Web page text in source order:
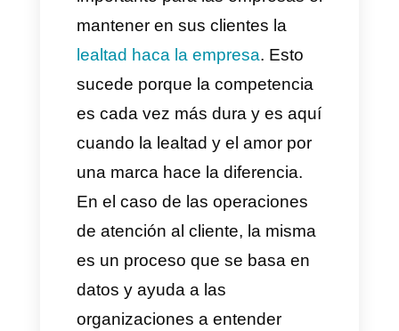
puede ayudar a tu empresa?
Hoy en día es sumamente
importante para las empresas el
mantener en sus clientes la
lealtad haca la empresa
sucede porque la competencia
es cada vez más dura y es aquí